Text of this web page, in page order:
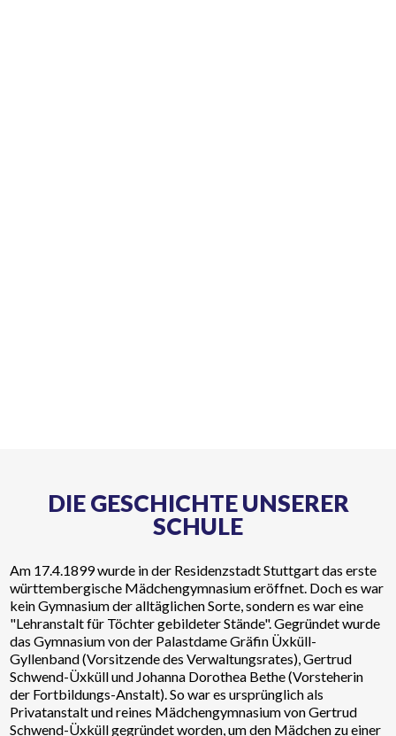
DIE GESCHICHTE UNSERER
SCHULE
Am 17.4.1899 wurde in der Residenzstadt Stuttgart das erste
württembergische Mädchengymnasium eröffnet. Doch es war
kein Gymnasium der alltäglichen Sorte, sondern es war eine
"Lehranstalt für Töchter gebildeter Stände". Gegründet wurde
das Gymnasium von der Palastdame Gräfin Üxküll-
Gyllenband (Vorsitzende des Verwaltungsrates), Gertrud
Schwend-Üxküll und Johanna Dorothea Bethe (Vorsteherin
der Fortbildungs-Anstalt). So war es ursprünglich als
Privatanstalt und reines Mädchengymnasium von Gertrud
Schwend-Üxküll gegründet worden, um den Mädchen zu einer